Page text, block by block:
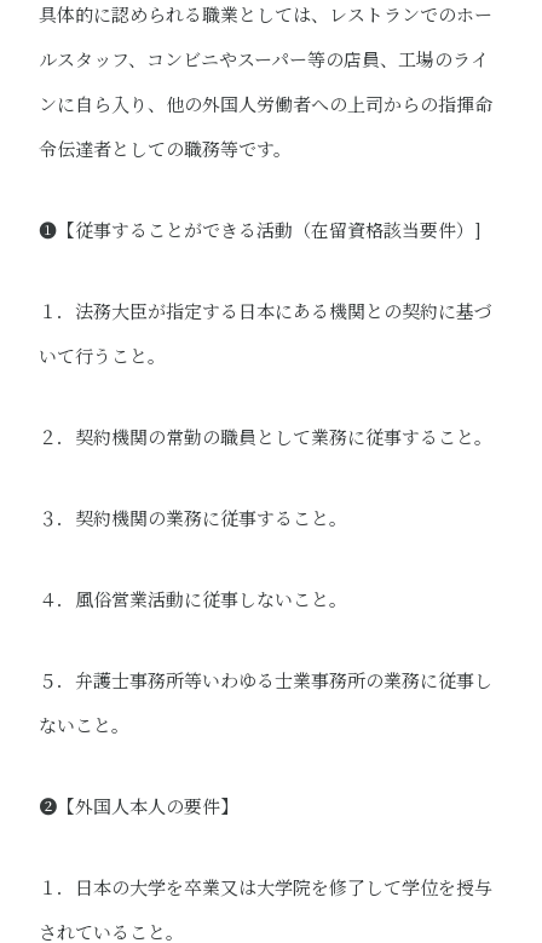
具体的に認められる職業としては、レストランでのホー
ルスタッフ、コンビニやスーパー等の店員、工場のライ
ンに自ら入り、他の外国人労働者への上司からの指揮命
令伝達者としての職務等です。
❶【従事することができる活動（在留資格該当要件）]
１．法務大臣が指定する日本にある機関との契約に基づ
いて行うこと。
２．契約機関の常勤の職員として業務に従事すること。
３．契約機関の業務に従事すること。
４．風俗営業活動に従事しないこと。
５．弁護士事務所等いわゆる士業事務所の業務に従事し
ないこと。
❷【外国人本人の要件】
１．日本の大学を卒業又は大学院を修了して学位を授与
されていること。